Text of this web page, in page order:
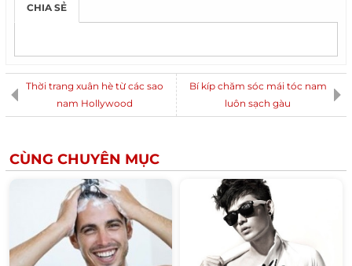
CHIA SẺ
Thời trang xuân hè từ các sao
nam Hollywood
Bí kíp chăm sóc mái tóc nam
luôn sạch gàu
CÙNG CHUYÊN MỤC